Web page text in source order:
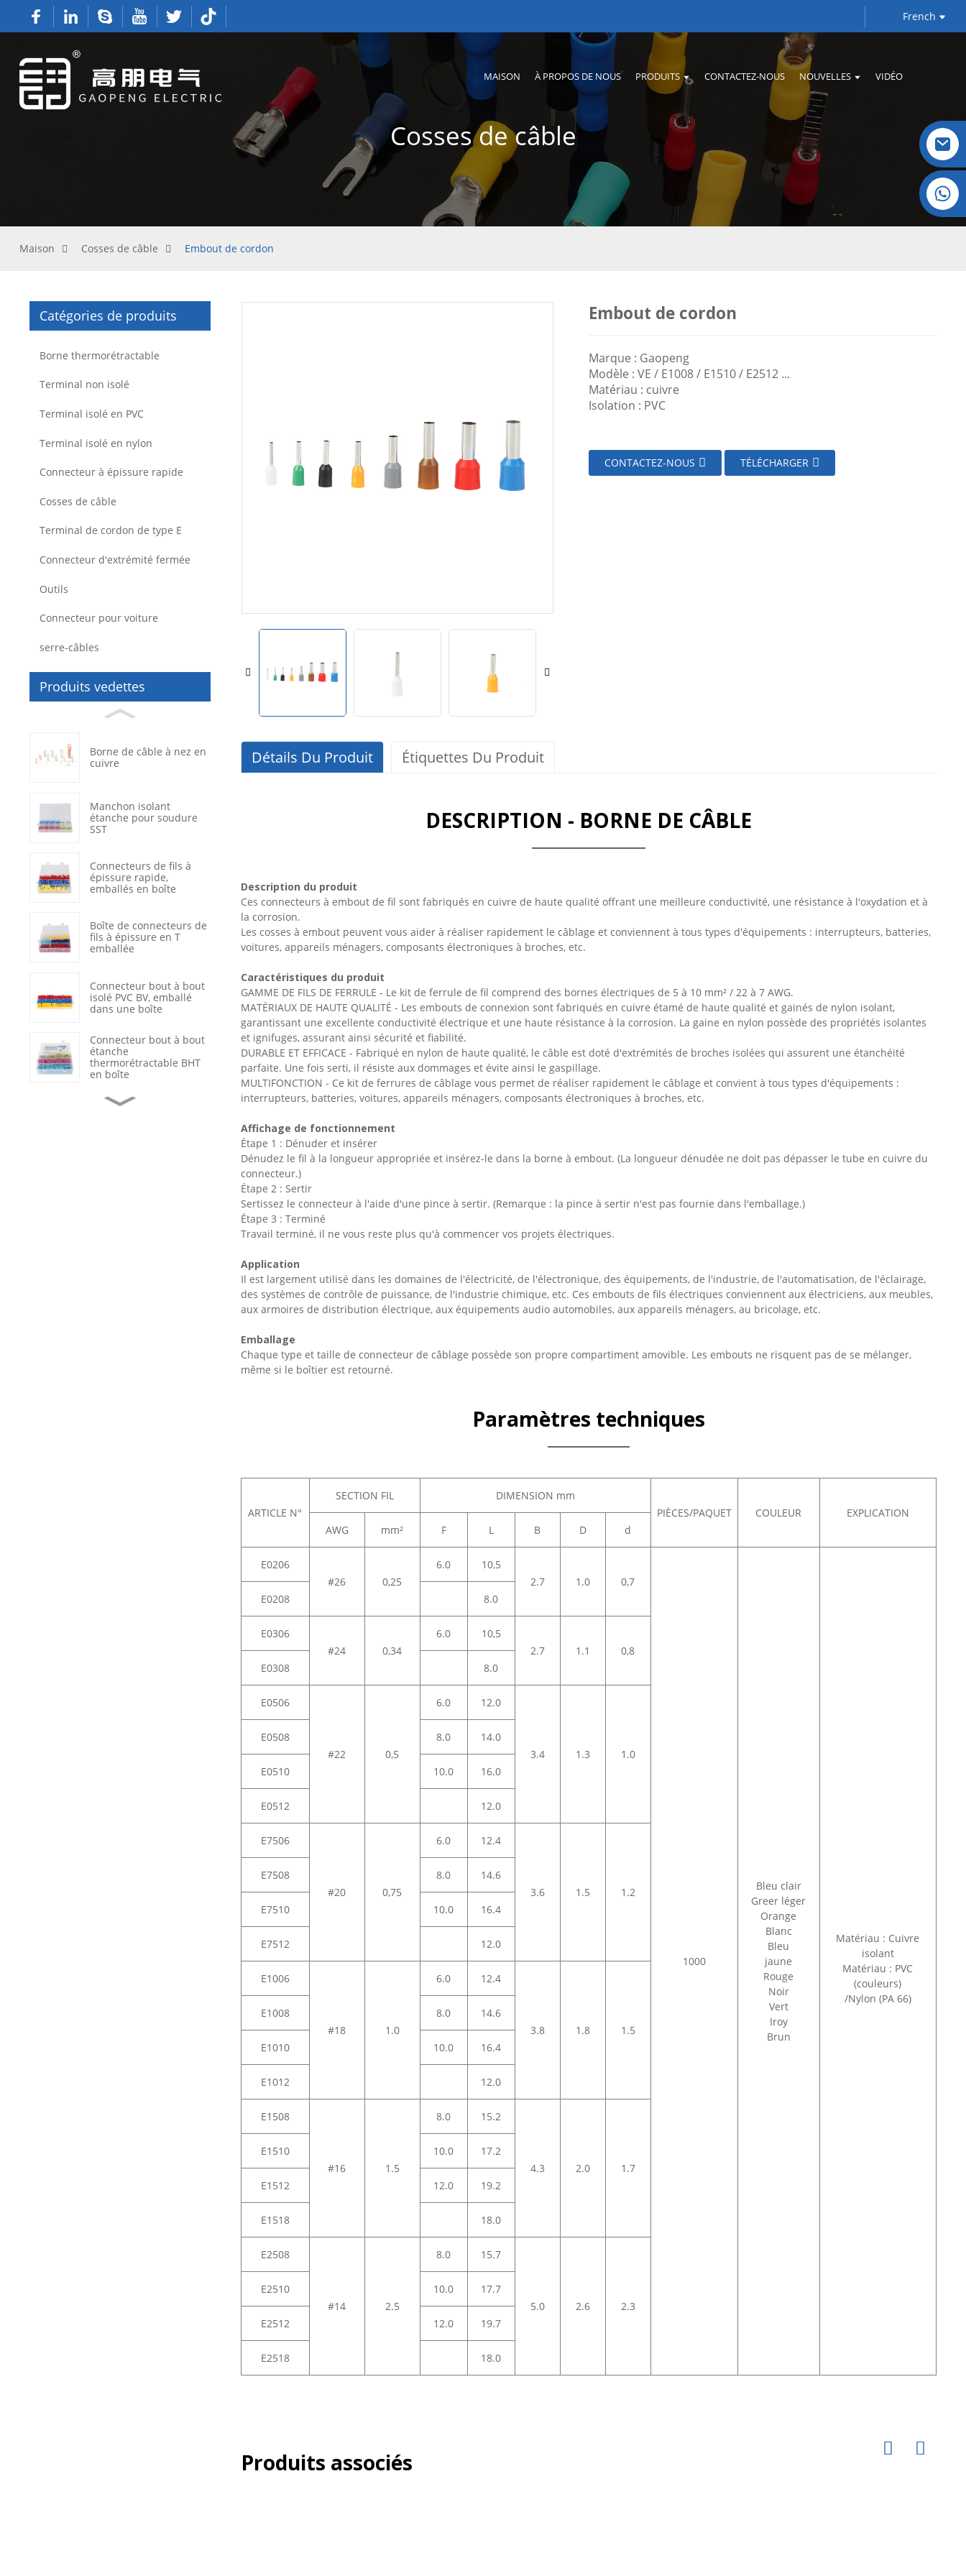
French
MAISON À PROPOS DE NOUS PRODUITS CONTACTEZ-NOUS NOUVELLES VIDÉO
Cristal : +86 19032081821
Cosses de câble
Maison Cosses de câble Embout de cordon
Catégories de produits
Borne thermorétractable
Terminal non isolé
Terminal isolé en PVC
Terminal isolé en nylon
Connecteur à épissure rapide
Cosses de câble
Terminal de cordon de type E
Connecteur d'extrémité fermée
Outils
Connecteur pour voiture
serre-câbles
Produits vedettes
Borne de câble à nez en
cuivre
Manchon isolant
étanche pour soudure
SST
Connecteurs de fils à
épissure rapide,
emballés en boîte
Boîte de connecteurs de
fils à épissure en T
emballée
Connecteur bout à bout
isolé PVC BV, emballé
dans une boîte
Connecteur bout à bout
étanche
thermorétractable BHT
en boîte
Cosses à sertir
Embout de cordon
Marque : Gaopeng
Modèle : VE / E1008 / E1510 / E2512 ...
Matériau : cuivre
Isolation : PVC
CONTACTEZ-NOUS TÉLÉCHARGER
Détails Du Produit Étiquettes Du Produit
DESCRIPTION - BORNE DE CÂBLE
Description du produit
Ces connecteurs à embout de fil sont fabriqués en cuivre de haute qualité offrant une meilleure conductivité, une résistance à l'oxydation et à
la corrosion.
Les cosses à embout peuvent vous aider à réaliser rapidement le câblage et conviennent à tous types d'équipements : interrupteurs, batteries,
voitures, appareils ménagers, composants électroniques à broches, etc.
Caractéristiques du produit
GAMME DE FILS DE FERRULE - Le kit de ferrule de fil comprend des bornes électriques de 5 à 10 mm² / 22 à 7 AWG.
MATÉRIAUX DE HAUTE QUALITÉ - Les embouts de connexion sont fabriqués en cuivre étamé de haute qualité et gainés de nylon isolant,
garantissant une excellente conductivité électrique et une haute résistance à la corrosion. La gaine en nylon possède des propriétés isolantes
et ignifuges, assurant ainsi sécurité et fiabilité.
DURABLE ET EFFICACE - Fabriqué en nylon de haute qualité, le câble est doté d'extrémités de broches isolées qui assurent une étanchéité
parfaite. Une fois serti, il résiste aux dommages et évite ainsi le gaspillage.
MULTIFONCTION - Ce kit de ferrures de câblage vous permet de réaliser rapidement le câblage et convient à tous types d'équipements :
interrupteurs, batteries, voitures, appareils ménagers, composants électroniques à broches, etc.
Affichage de fonctionnement
Étape 1 : Dénuder et insérer
Dénudez le fil à la longueur appropriée et insérez-le dans la borne à embout. (La longueur dénudée ne doit pas dépasser le tube en cuivre du
connecteur.)
Étape 2 : Sertir
Sertissez le connecteur à l'aide d'une pince à sertir. (Remarque : la pince à sertir n'est pas fournie dans l'emballage.)
Étape 3 : Terminé
Travail terminé, il ne vous reste plus qu'à commencer vos projets électriques.
Application
Il est largement utilisé dans les domaines de l'électricité, de l'électronique, des équipements, de l'industrie, de l'automatisation, de l'éclairage,
des systèmes de contrôle de puissance, de l'industrie chimique, etc. Ces embouts de fils électriques conviennent aux électriciens, aux meubles,
aux armoires de distribution électrique, aux équipements audio automobiles, aux appareils ménagers, au bricolage, etc.
Emballage
Chaque type et taille de connecteur de câblage possède son propre compartiment amovible. Les embouts ne risquent pas de se mélanger,
même si le boîtier est retourné.
Paramètres techniques
ARTICLE N°
SECTION FIL
DIMENSION mm
PIÈCES/PAQUET
COULEUR
EXPLICATION
AWG
mm² F L B D d
E0206
#26
0,25
6.0
10,5
2.7
1.0 0,7
1000
Bleu clair
Greer léger
Orange
Blanc
Bleu
jaune
Rouge
Noir
Vert
Iroy
Brun
Matériau : Cuivre
isolant
Matériau : PVC
(couleurs)
/Nylon (PA 66)
E0208 8.0
E0306
#24
0,34
6.0
10,5
2.7
1.1
0,8
E0308
8.0
E0506
#22 0,5
6.0 12.0
3.4 1.3 1.0
E0508 8.0 14.0
E0510 10.0 16.0
E0512 12.0
E7506
#20 0,75
6.0 12.4
3.6 1.5 1.2
E7508 8.0 14.6
E7510 10.0 16.4
E7512 12.0
E1006
#18 1.0
6.0 12.4
3.8 1.8 1.5
E1008 8.0 14.6
E1010 10.0 16.4
E1012 12.0
E1508
#16 1.5
8.0 15.2
4.3 2.0 1.7
E1510 10.0 17.2
E1512 12.0 19.2
E1518 18.0
E2508
#14 2.5
8.0 15.7
5.0 2.6 2.3
E2510 10.0 17.7
E2512 12.0 19.7
E2518 18.0
Produits associés